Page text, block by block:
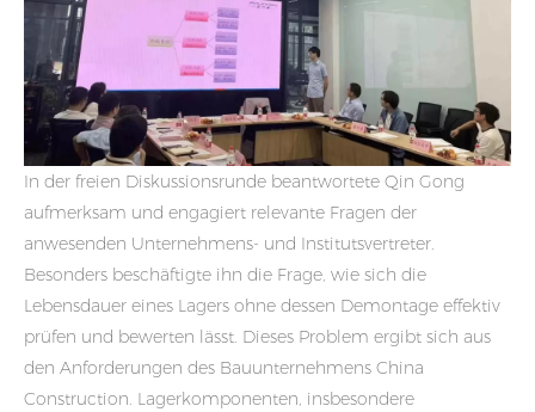
In der freien Diskussionsrunde beantwortete Qin Gong
aufmerksam und engagiert relevante Fragen der
anwesenden Unternehmens- und Institutsvertreter.
Besonders beschäftigte ihn die Frage, wie sich die
Lebensdauer eines Lagers ohne dessen Demontage effektiv
prüfen und bewerten lässt. Dieses Problem ergibt sich aus
den Anforderungen des Bauunternehmens China
Construction. Lagerkomponenten, insbesondere